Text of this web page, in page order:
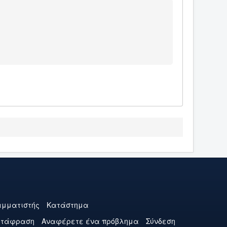
Κατάστημα
Αναφέρετε ένα πρόβλημα Σύνδεση